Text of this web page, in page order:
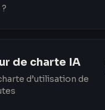
de charte IA
d’utilisation de